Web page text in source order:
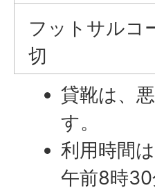
フットサル
切
貸靴は、
す。
利用時間
午前8時